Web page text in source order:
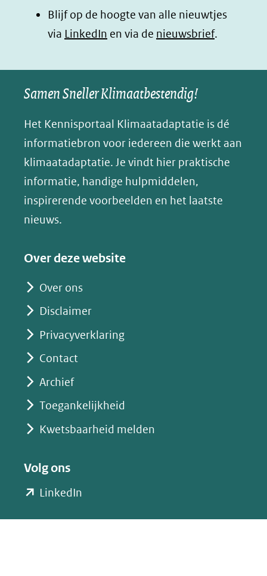
Blijf op de hoogte van alle nieuwtjes
via LinkedIn (opent
nieuw
venster)
naar
een
andere
website)
en via de nieuwsbrief.
Samen Sneller Klimaatbestendig!
Het Kennisportaal Klimaatadaptatie is dé
informatiebron voor iedereen die werkt aan
klimaatadaptatie. Je vindt hier praktische
informatie, handige hulpmiddelen,
inspirerende voorbeelden en het laatste
nieuws.
Over deze website
Over ons
Disclaimer
Privacyverklaring
Contact
Archief
Toegankelijkheid
Kwetsbaarheid melden
Volg ons
LinkedIn